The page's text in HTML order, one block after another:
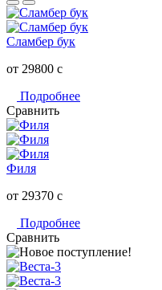
Сламбер бук
от 29800 c
Подробнее
Сравнить
Филя
от 29370 c
Подробнее
Сравнить